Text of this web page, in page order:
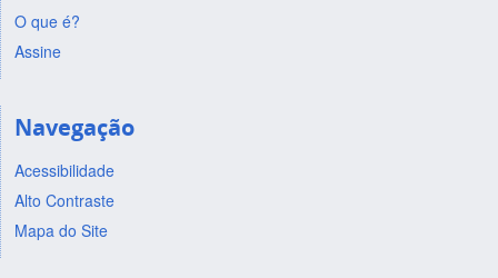
O que é?
Assine
Navegação
Acessibilidade
Alto Contraste
Mapa do Site